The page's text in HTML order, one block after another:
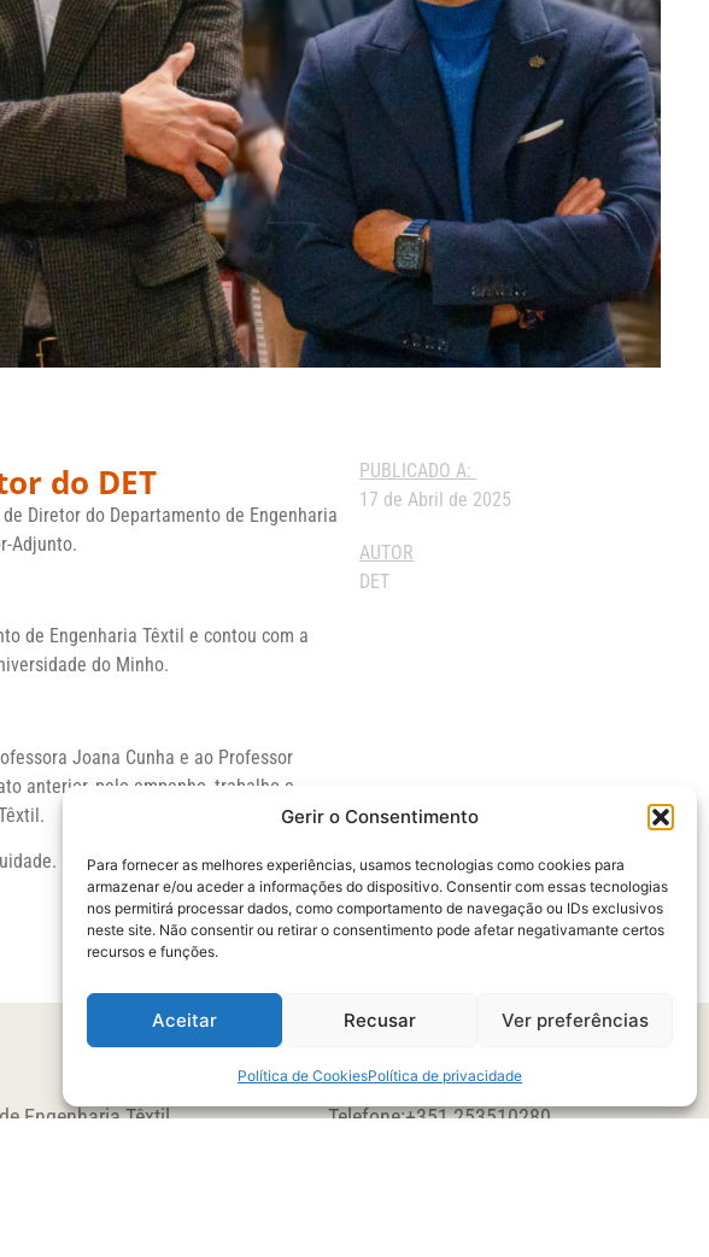
Gerir o Consentimento
Para fornecer as melhores experiências, usamos tecnologias como cookies para
armazenar e/ou aceder a informações do dispositivo. Consentir com essas tecnologias
nos permitirá processar dados, como comportamento de navegação ou IDs exclusivos
neste site. Não consentir ou retirar o consentimento pode afetar negativamante certos
recursos e funções.
Aceitar Recusar Ver preferências
Política de CookiesPolítica de privacidade
do DET
Diretor do Departamento de Engenharia
Adjunto.
de Engenharia Têxtil e contou com a
do Minho.
Joana Cunha e ao Professor
anterior, pelo empenho, trabalho e
PUBLICADO A:
17 de Abril de 2025
AUTOR
DET
Engenharia Têxtil
CONTACTOS
Telefone:+351 253510280